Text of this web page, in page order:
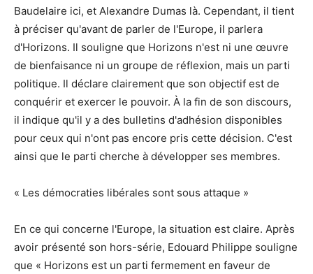
Baudelaire ici, et Alexandre Dumas là. Cependant, il tient
à préciser qu'avant de parler de l'Europe, il parlera
d'Horizons. Il souligne que Horizons n'est ni une œuvre
de bienfaisance ni un groupe de réflexion, mais un parti
politique. Il déclare clairement que son objectif est de
conquérir et exercer le pouvoir. À la fin de son discours,
il indique qu'il y a des bulletins d'adhésion disponibles
pour ceux qui n'ont pas encore pris cette décision. C'est
ainsi que le parti cherche à développer ses membres.
« Les démocraties libérales sont sous attaque »
En ce qui concerne l'Europe, la situation est claire. Après
avoir présenté son hors-série, Edouard Philippe souligne
que « Horizons est un parti fermement en faveur de